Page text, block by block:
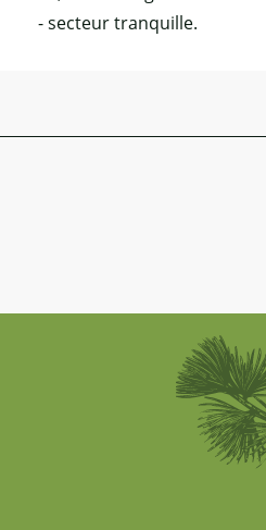
- secteur tranquille.